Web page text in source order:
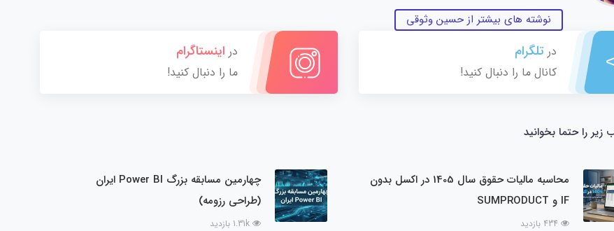
نوشته های بیشتر از حسین وثوقی
در تلگرام
کانال ما را دنبال کنید!
در اینستاگرام
ما را دنبال کنید!
زیر را حتما بخوانید
محاسبه مالیات حقوق سال 1405 در اکسل بدون
IF و SUMPRODUCT
چهارمین مسابقه بزرگ Power BI ایران
(طراحی رزومه)
1.31k بازدید